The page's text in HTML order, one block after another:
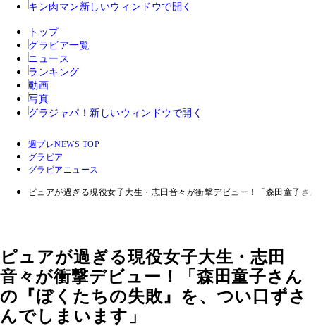
キン肉マン 新しいウィンドウで開く
トップ
グラビア一覧
ニュース
ランキング
動画
写真
グラジャパ！ 新しいウィンドウで開く
週プレNEWS TOP
グラビア
グラビアニュース
ピュアが過ぎる現役女子大生・志田音々が衝撃デビュー！「森田童子
ピュアが過ぎる現役女子大生・志田
音々が衝撃デビュー！「森田童子さん
の『ぼくたちの失敗』を、つい口ずさ
んでしまいます」